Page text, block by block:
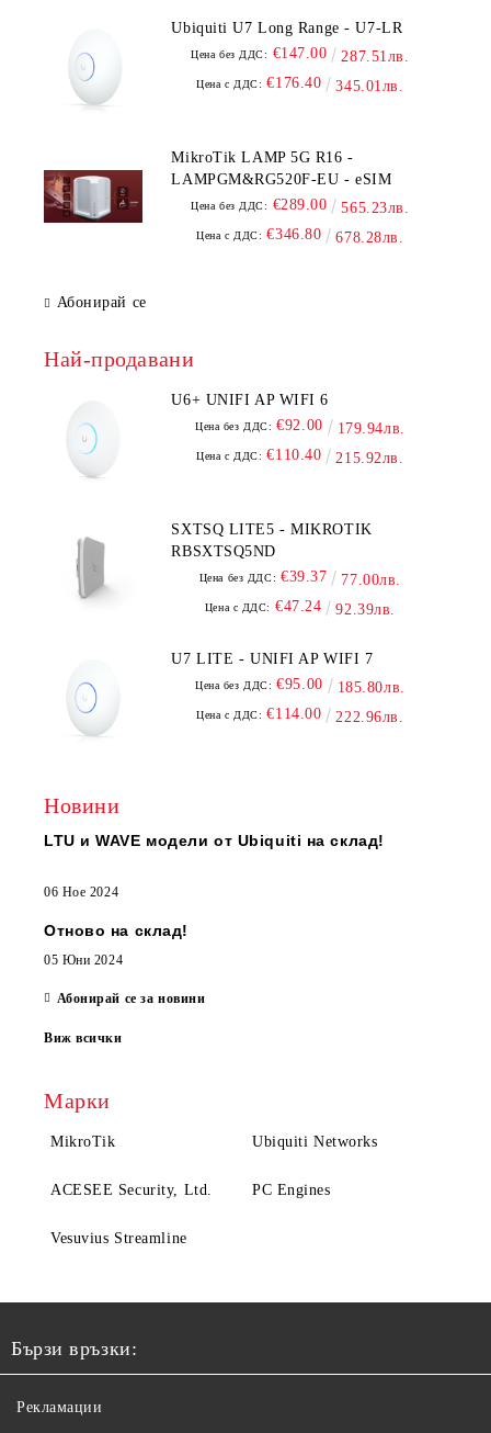
Ubiquiti U7 Long Range - U7-LR
Цена без ДДС: €147.00 287.51лв.
Цена с ДДС: €176.40 345.01лв.
MikroTik LAMP 5G R16 -
LAMPGM&RG520F-EU - eSIM
Цена без ДДС: €289.00 565.23лв.
Цена с ДДС: €346.80 678.28лв.
Абонирай се
Най-продавани
U6+ UNIFI AP WIFI 6
Цена без ДДС: €92.00 179.94лв.
Цена с ДДС: €110.40 215.92лв.
SXTSQ LITE5 - MIKROTIK
RBSXTSQ5ND
Цена без ДДС: €39.37 77.00лв.
Цена с ДДС: €47.24 92.39лв.
U7 LITE - UNIFI AP WIFI 7
Цена без ДДС: €95.00 185.80лв.
Цена с ДДС: €114.00 222.96лв.
Новини
LTU и WAVE модели от Ubiquiti на склад!
06 Ное 2024
Отново на склад!
05 Юни 2024
Абонирай се за новини
Виж всички
Марки
MikroTik Ubiquiti Networks
ACESEE Security, Ltd. PC Engines
Vesuvius Streamline
Бързи връзки:
Рекламации